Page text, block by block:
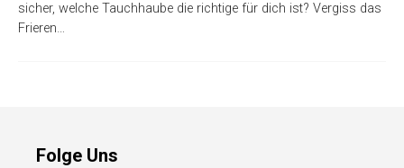
sicher, welche Tauchhaube die richtige für dich ist? Vergiss das
Frieren…
Folge Uns